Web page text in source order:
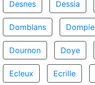
Desnes Dessia
Domblans
Dournon Doye
Ecleux Ecrille